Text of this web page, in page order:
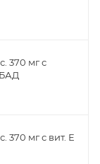
370 мг с
мг с вит. Е